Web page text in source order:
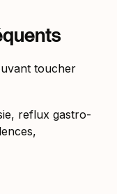
toucher
reflux gastro-